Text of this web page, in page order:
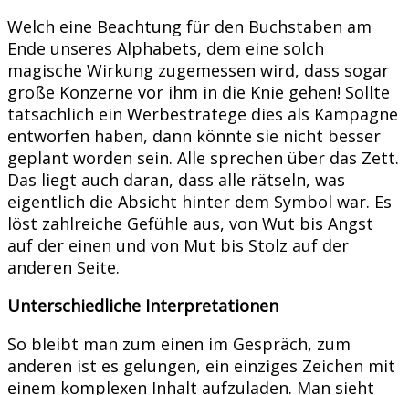
Welch eine Beachtung für den Buchstaben am
Ende unseres Alphabets, dem eine solch
magische Wirkung zugemessen wird, dass sogar
große Konzerne vor ihm in die Knie gehen! Sollte
tatsächlich ein Werbestratege dies als Kampagne
entworfen haben, dann könnte sie nicht besser
geplant worden sein. Alle sprechen über das Zett.
Das liegt auch daran, dass alle rätseln, was
eigentlich die Absicht hinter dem Symbol war. Es
löst zahlreiche Gefühle aus, von Wut bis Angst
auf der einen und von Mut bis Stolz auf der
anderen Seite.
Unterschiedliche Interpretationen
So bleibt man zum einen im Gespräch, zum
anderen ist es gelungen, ein einziges Zeichen mit
einem komplexen Inhalt aufzuladen. Man sieht